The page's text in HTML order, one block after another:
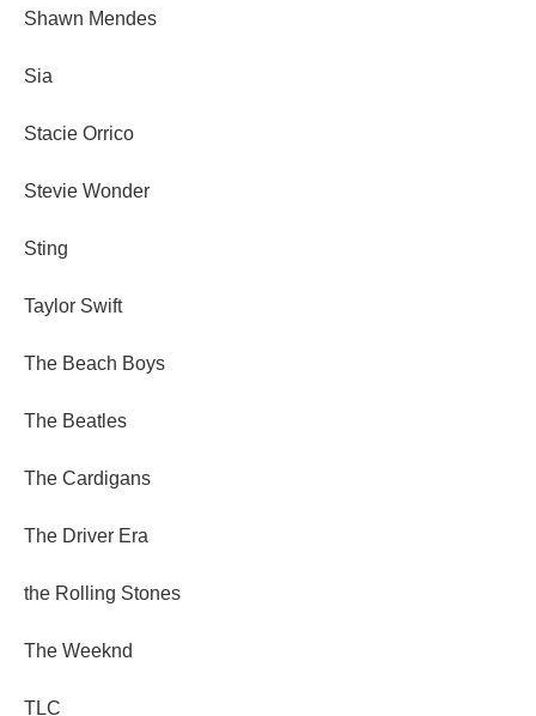
Shawn Mendes
Sia
Stacie Orrico
Stevie Wonder
Sting
Taylor Swift
The Beach Boys
The Beatles
The Cardigans
The Driver Era
the Rolling Stones
The Weeknd
TLC